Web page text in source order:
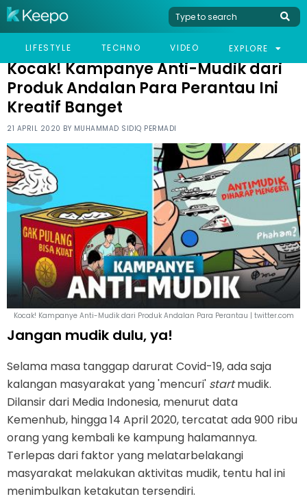
LIFESTYLE TECHNO VIDEO EXPLORE
HOME HUMOR
KOCAK! KAMPANYE ANTI-MUDIK DARI PRODUK ANDALAN PARA
Kocak! Kampanye Anti-Mudik dari
Produk Andalan Para Perantau Ini
Kreatif Banget
21 APRIL 2020 BY MUHAMMAD SIDIQ PERMADI
Kocak! Kampanye Anti-Mudik dari Produk Andalan Para Perantau | twitter.com
Jangan mudik dulu, ya!
Selama masa tanggap darurat Covid-19, ada saja
kalangan masyarakat yang 'mencuri' startmudik.
Dilansir dari Media Indonesia, menurut data
Kemenhub, hingga 14 April 2020, tercatat ada 900 ribu
orang yang kembali ke kampung halamannya.
Terlepas dari faktor yang melatarbelakangi
masyarakat melakukan aktivitas mudik, tentu hal ini
menimbulkan ketakutan tersendiri.